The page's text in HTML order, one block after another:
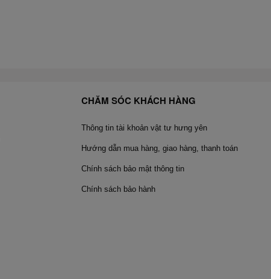
CHĂM SÓC KHÁCH HÀNG
Thông tin tài khoản vật tư hưng yên
Hướng dẫn mua hàng, giao hàng, thanh toán
Chính sách bảo mật thông tin
Chính sách bảo hành